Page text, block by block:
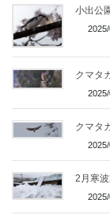
小出公
クマタ
クマタ
2月寒